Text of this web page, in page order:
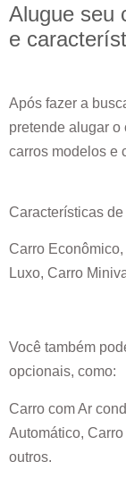
Alugue seu
e
Após fazer a
pretende alugar o
carros modelos e
Características
Carro
Luxo, Carro
Você também
opcionais, como:
Carro com Ar
Automático,
outros.